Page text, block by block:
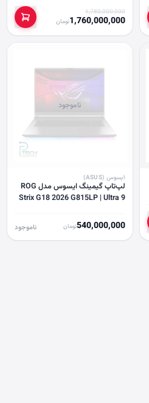
1,780,000,000
1,760,000,000تومان
ناموجود
ایسوس (ASUS)
لپ‌تاپ گیمینگ ایسوس مدل ROG
Strix G18 2026 G815LP | Ultra 9
540,000,000تومان ناموجود